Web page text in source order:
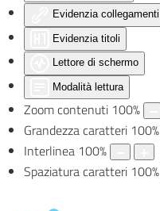
Evidenzia collegamenti
Evidenzia titoli
Lettore di schermo
Modalità lettura
Zoom contenuti 100%
Grandezza caratteri 100%
Interlinea 100%
Spaziatura caratteri 100%